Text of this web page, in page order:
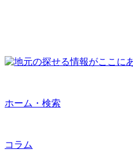
ホーム・検索
コラム